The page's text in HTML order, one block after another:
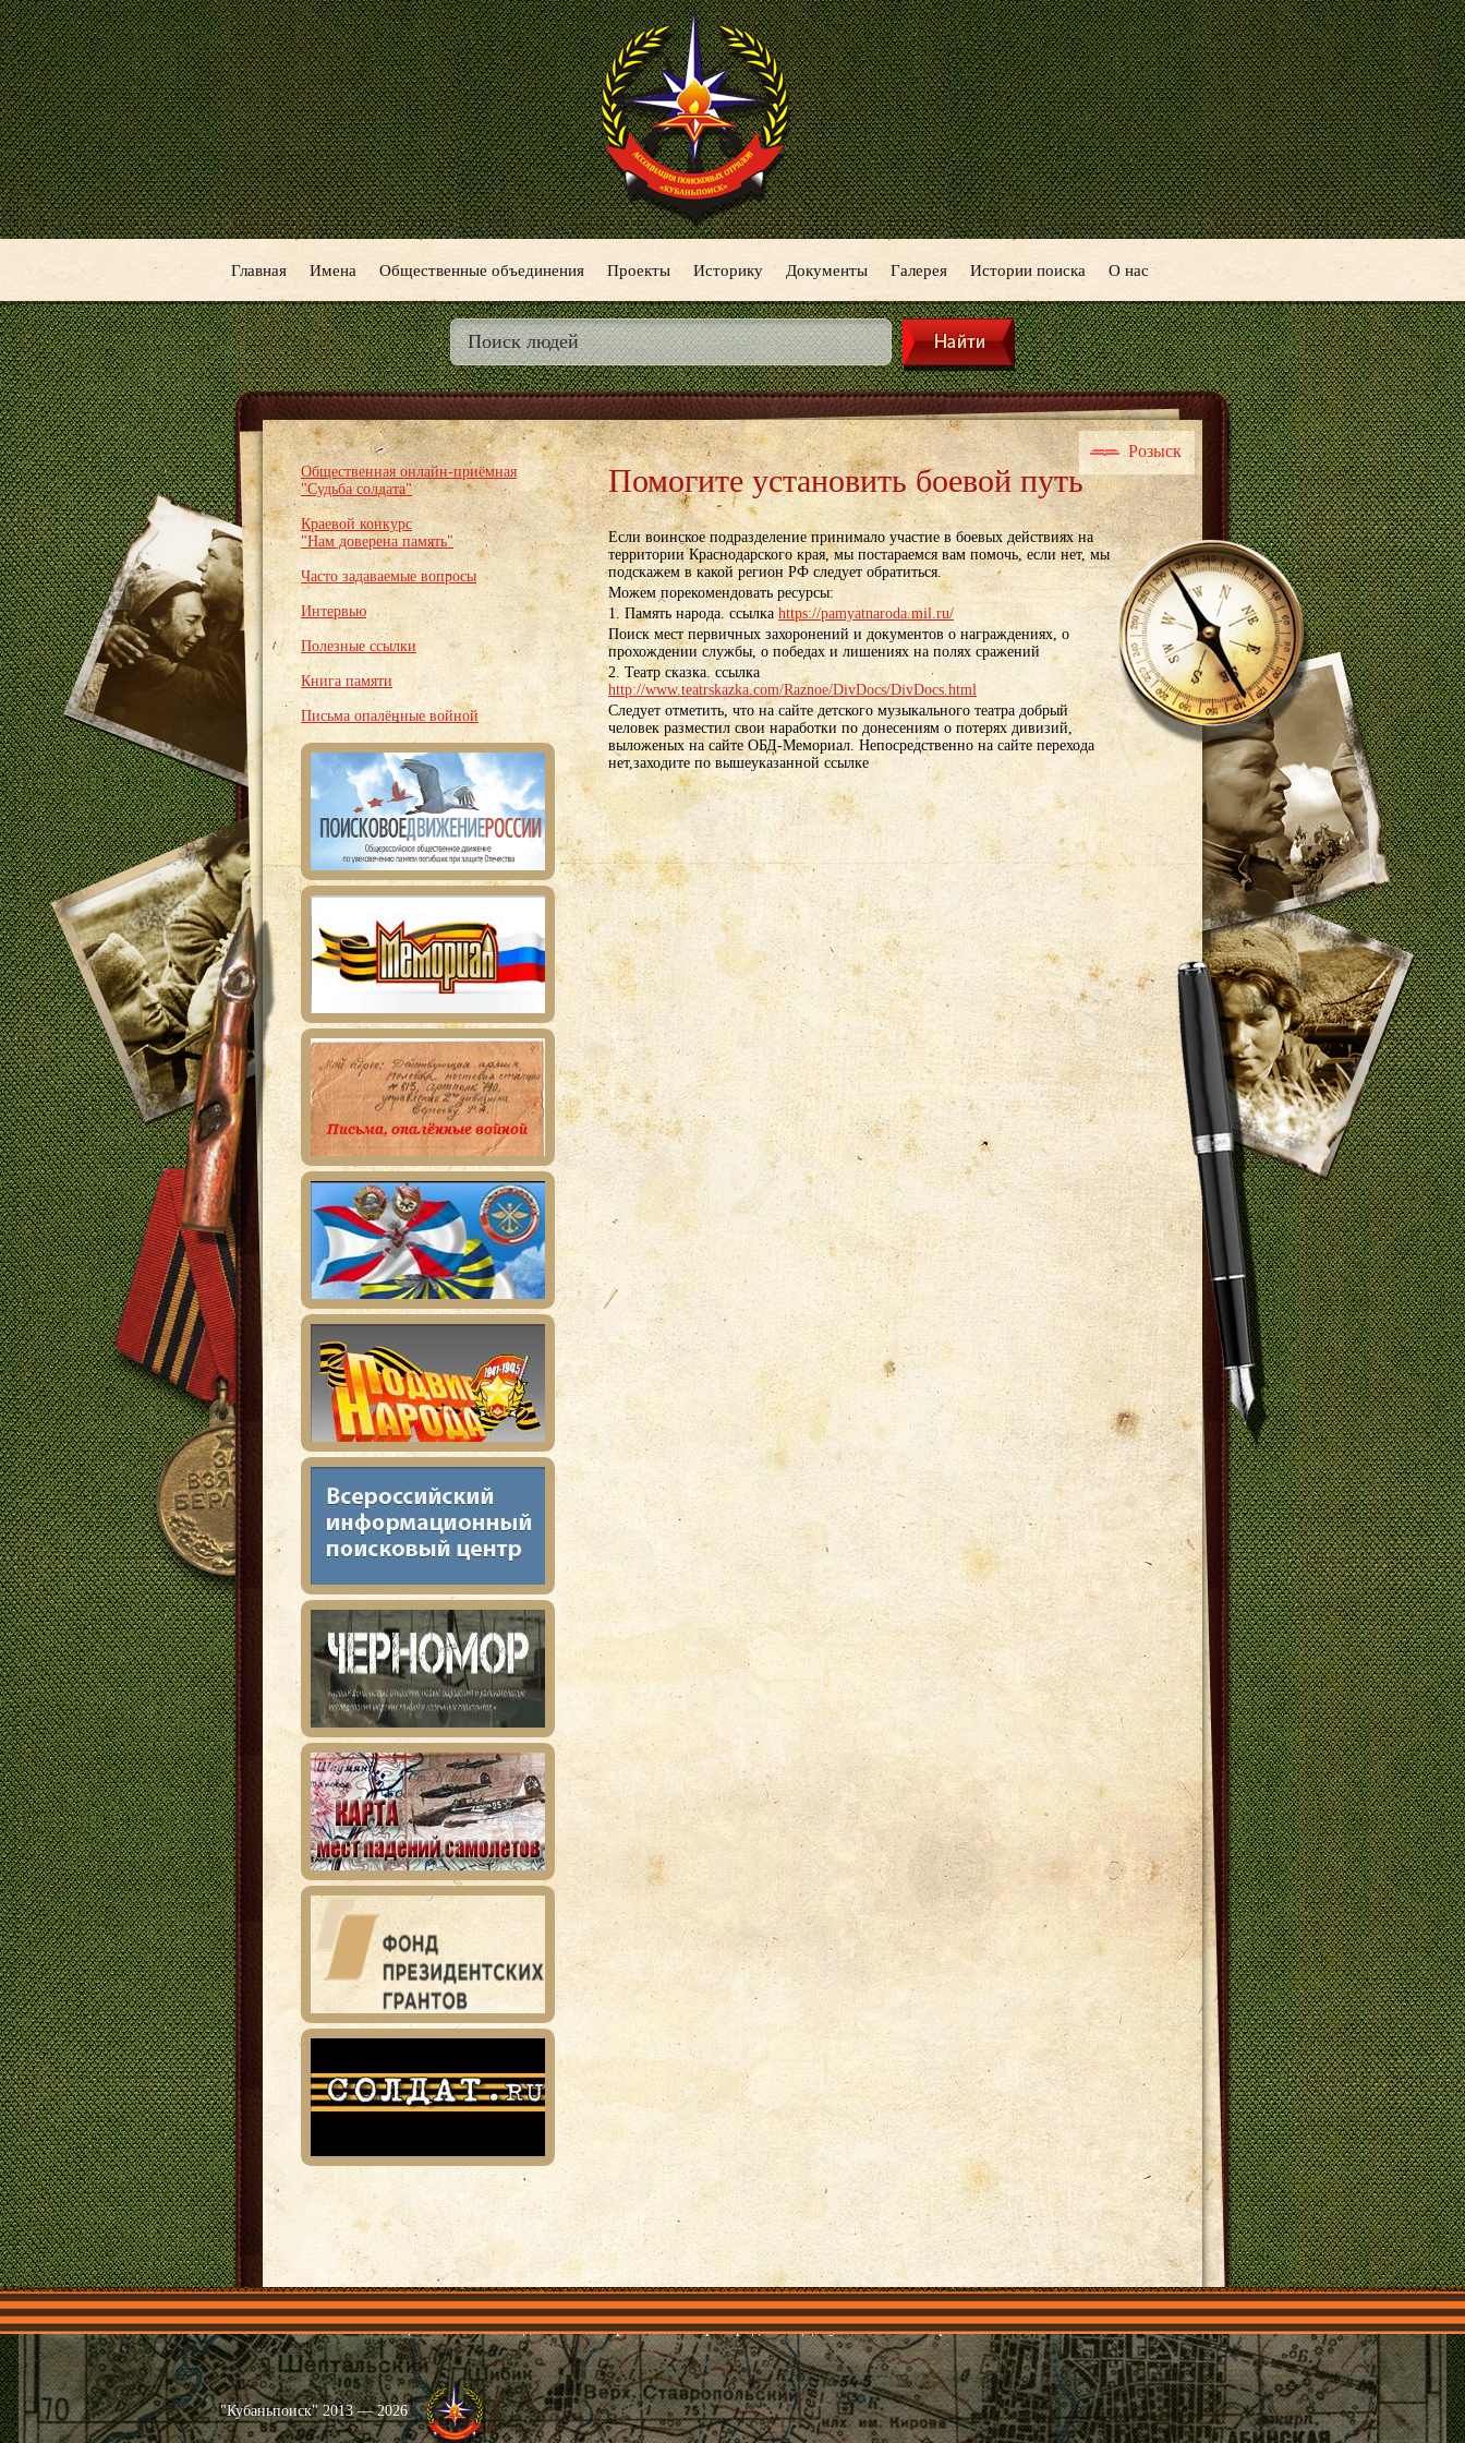
Главная Имена Общественные объединения Проекты Историку Документы Галерея Истории поиска О нас
Общественная онлайн-приёмная
"Судьба солдата"
Краевой конкурс
"Нам доверена память"
Часто задаваемые вопросы
Интервью
Полезные ссылки
Книга памяти
Письма опалённые войной
Розыск
Помогите установить боевой путь
Если воинское подразделение принимало участие в боевых действиях на
территории Краснодарского края, мы постараемся вам помочь, если нет, мы
подскажем в какой регион РФ следует обратиться.
Можем порекомендовать ресурсы:
1. Память народа. ссылка https://pamyatnaroda.mil.ru/
Поиск мест первичных захоронений и документов о награждениях, о
прохождении службы, о победах и лишениях на полях сражений
2. Театр сказка. ссылка
http://www.teatrskazka.com/Raznoe/DivDocs/DivDocs.html
Следует отметить, что на сайте детского музыкального театра добрый
человек разместил свои наработки по донесениям о потерях дивизий,
выложеных на сайте ОБД-Мемориал. Непосредственно на сайте перехода
нет,заходите по вышеуказанной ссылке
Главная Имена Общественные объединения Проекты Герои рядом Документы Галерея О нас
"Кубаньпоиск" 2013 — 2026